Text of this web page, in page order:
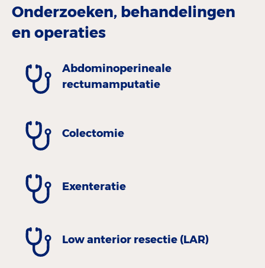
Onderzoeken, behandelingen
en operaties
Abdominoperineale
rectumamputatie
Colectomie
Exenteratie
Low anterior resectie (LAR)